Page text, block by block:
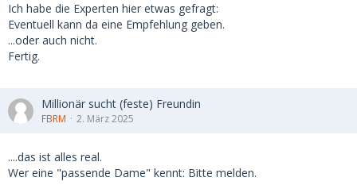
Ich habe die Experten hier etwas gefragt:
Eventuell kann da eine Empfehlung geben.
...oder auch nicht.
Fertig.
Millionär sucht (feste) Freundin
FBRM 2. März 2025
....das ist alles real.
Wer eine "passende Dame" kennt: Bitte melden.